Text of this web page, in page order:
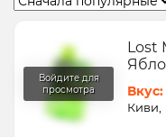
Lost
Вкус:
Киви